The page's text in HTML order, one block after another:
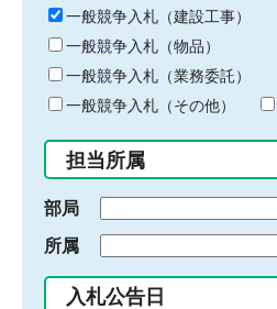
キ
ー
ワ
ー
ド
入
力
一般競争入札（建設工事）
一般競争入札（物品）
一般競争入札（業務委託）
一般競争入札（その他）
担当所属
部局
所属
入札公告日